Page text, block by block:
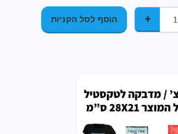
הוסף לסל הקניות